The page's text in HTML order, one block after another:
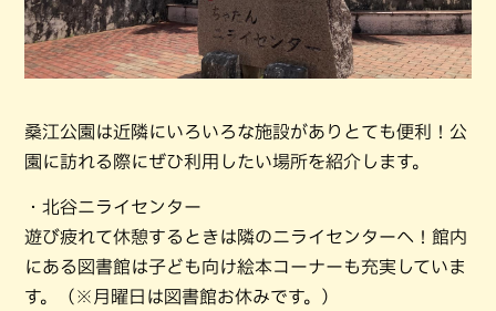
桑江公園は近隣にいろいろな施設がありとても便利！公
園に訪れる際にぜひ利用したい場所を紹介します。
・北谷ニライセンター
遊び疲れて休憩するときは隣のニライセンターへ！館内
にある図書館は子ども向け絵本コーナーも充実していま
す。（※月曜日は図書館お休みです。）